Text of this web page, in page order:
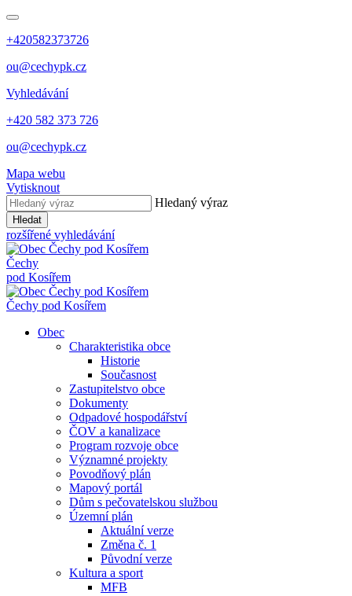
+420582373726
ou@cechypk.cz
Vyhledávání
+420 582 373 726
ou@cechypk.cz
Mapa webu
Vytisknout
Hledaný výraz
Hledat
rozšířené vyhledávání
Čechy
pod Kosířem
Čechy pod Kosířem
Obec
Charakteristika obce
Historie
Současnost
Zastupitelstvo obce
Dokumenty
Odpadové hospodářství
ČOV a kanalizace
Program rozvoje obce
Významné projekty
Povodňový plán
Mapový portál
Dům s pečovatelskou službou
Územní plán
Aktuální verze
Změna č. 1
Původní verze
Kultura a sport
MFB